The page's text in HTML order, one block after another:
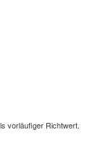
vorläufiger Richtwert.